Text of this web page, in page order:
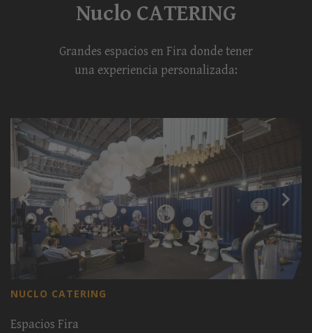
Nuclo CATERING
Grandes espacios en Fira donde tener
una experiencia personalizada:
NUCLO CATERING
Espacios Fira